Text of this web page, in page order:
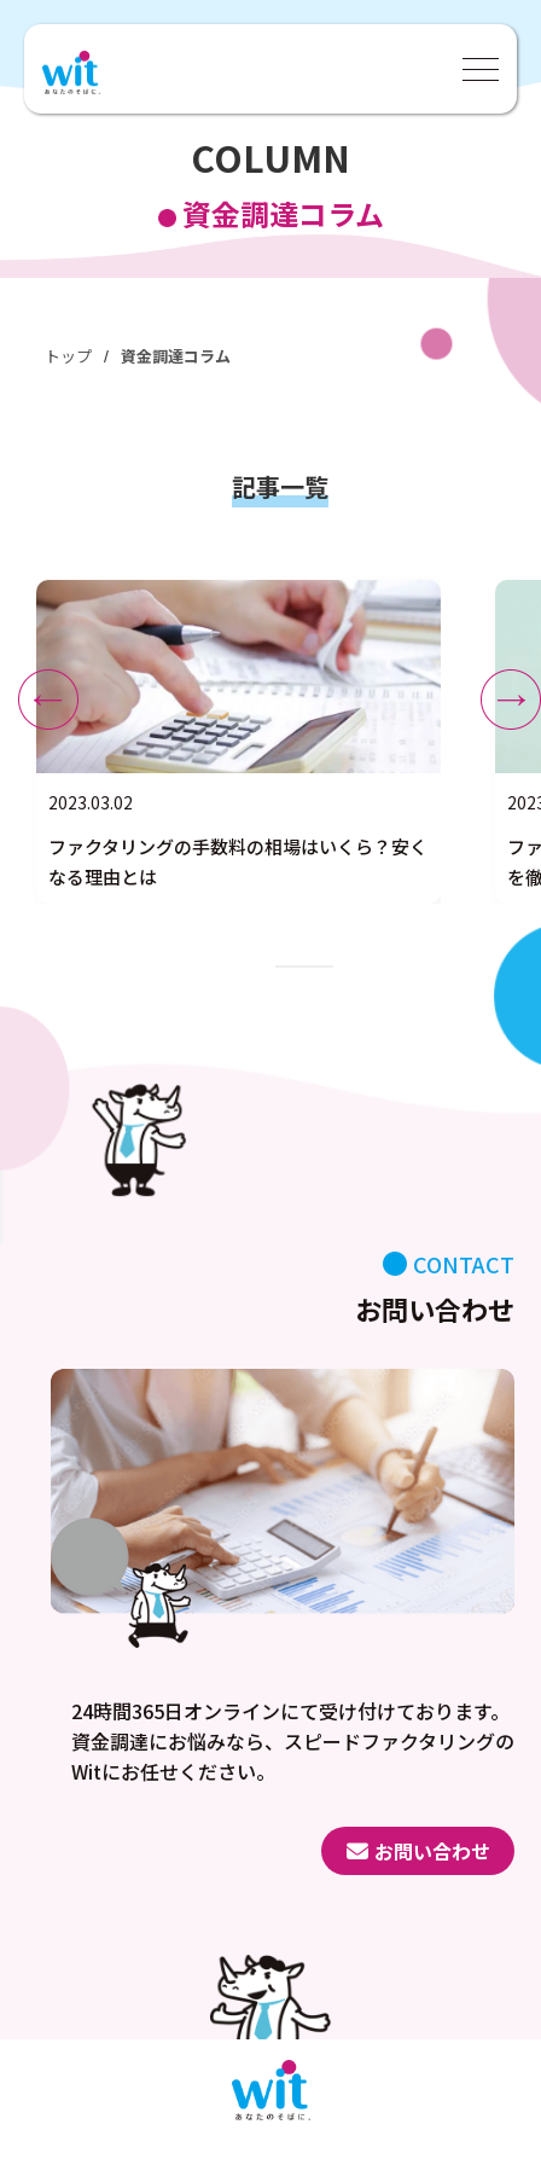
COLUMN
資金調達コラム
トップ / 資金調達コラム
記事一覧
2023.03.02
ファクタリングの手数料の相場はいくら？安く
なる理由とは
フ
を
CONTACT
お問い合わせ
24時間365日オンラインにて受け付けております。
資金調達にお悩みなら、スピードファクタリングの
Witにお任せください。
お問い合わせ